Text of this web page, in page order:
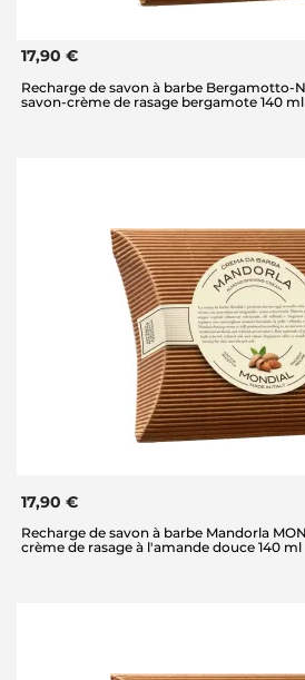
17,90 €
Recharge de savon à barbe Bergamotto-
savon-crème de rasage bergamote 140 ml
17,90 €
Recharge de savon à barbe Mandorla
crème de rasage à l'amande douce 140 ml